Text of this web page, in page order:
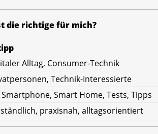
die richtige für mich?
Alltag, Consumer-Technik
Technik-Interessierte
Smartphone, Smart Home, Tests, Tipps
praxisnah, alltagsorientiert